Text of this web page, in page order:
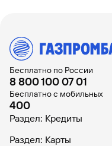
Бесплатно по России
8 800 100 07 01
Бесплатно с мобильных
400
Раздел: Кредиты
Раздел: Карты